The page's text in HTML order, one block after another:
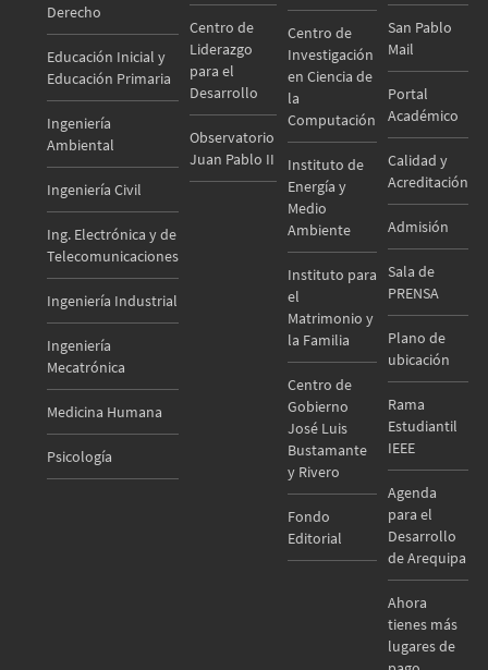
Derecho
Educación Inicial y
Educación Primaria
Ingeniería
Ambiental
Ingeniería Civil
Ing. Electrónica y de
Telecomunicaciones
Ingeniería Industrial
Ingeniería
Mecatrónica
Medicina Humana
Psicología
Centro de
Liderazgo
para el
Desarrollo
Observatorio
Juan Pablo II
Centro de
Investigación
en Ciencia de
la
Computación
Instituto de
Energía y
Medio
Ambiente
Instituto para
el
Matrimonio y
la Familia
Centro de
Gobierno
José Luis
Bustamante
y Rivero
Fondo
Editorial
San Pablo
Mail
Portal
Académico
Calidad y
Acreditación
Admisión
Sala de
PRENSA
Plano de
ubicación
Rama
Estudiantil
IEEE
Agenda
para el
Desarrollo
de Arequipa
Ahora
tienes más
lugares de